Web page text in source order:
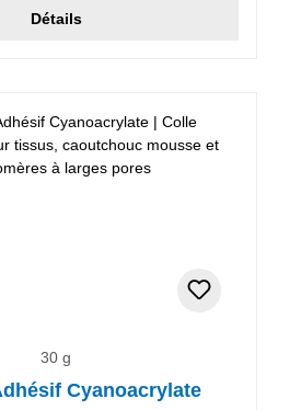
Détails
30 g
Cyanoacrylate